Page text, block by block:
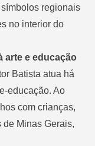
regionais
no interior do
arte e educação
Batista atua há
educação. Ao
com crianças,
Minas Gerais,